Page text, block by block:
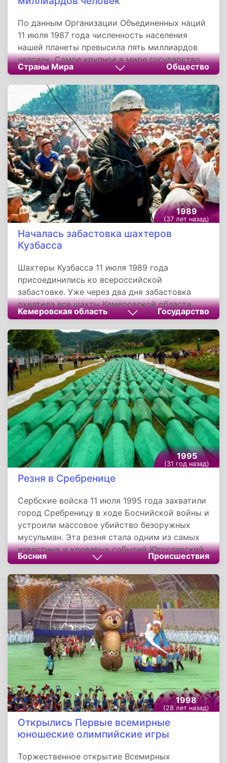
По данным Организации Объединенных наций
11 июля 1987 года численность населения
нашей планеты превысила пять миллиардов
человек. Самое крупное в мире государство
по численности населения - Китай, вторая
Индия, третьими следуют США, Индонезия,
Бразилия занимают четвертое и пятое место
по численности населения, Пакистан, Нигерия,
Бангладеш, Россия занимают шестое,
седьмое, восьмое и девятое места
соответственно.
Страны Мира Общество
1989
(37 лет назад)
Началась забастовка шахтеров
Кузбасса
Шахтеры Кузбасса 11 июля 1989 года
присоединились ко всероссийской
забастовке. Уже через два дня забастовка
охватила все шахты Кемеровской области.
Министр угольной промышленности Михаил
Щадов дал телеграмму на шахты Кузбасса,
обещая немедленно удовлетворить
требования шахтеров. Забастовки 1989 года
стали одним из толчков к смене
экономического и политического строя в 1991
году.
Кемеровская область Государство
1995
(31 год назад)
Резня в Сребренице
Сербские войска 11 июля 1995 года захватили
город Сребреницу в ходе Боснийской войны и
устроили массовое убийство безоружных
мусульман. Эта резня стала одним из самых
известных и кровавых событий Югославский
войн и самым крупным массовым убийством
в Европе после окончания Второй мировой
войны. Всего погибло до 8 000 взрослых
мужчин из числа боснийских мусульман. В
результате расследования следователи
установили, что убийства совершили солдаты
Армии Республики Сербской под
командованием генерала Ратко Младича.
Босния Происшествия
1998
(28 лет назад)
Открылись Первые всемирные
юношеские олимпийские игры
Торжественное открытие Всемирных